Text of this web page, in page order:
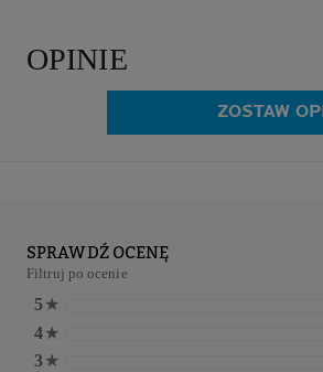
OPINIE
ZOSTAW
SPRAWDŹ OCENĘ
Filtruj po ocenie
5★
4★
3★